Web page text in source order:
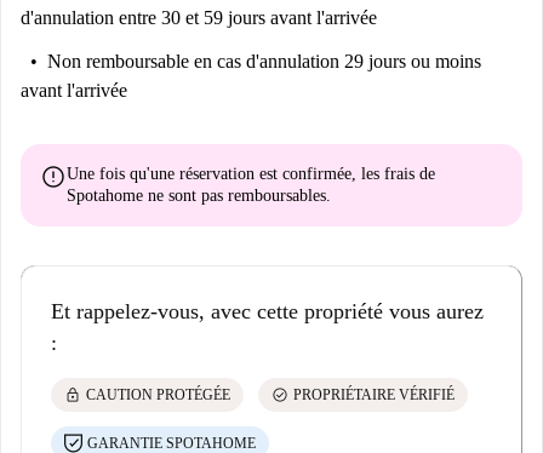
d'annulation entre 30 et 59 jours avant l'arrivée
Non remboursable en cas d'annulation 29 jours ou moins
avant l'arrivée
errorUne fois qu'une réservation est confirmée, les frais de
Spotahome ne sont pas remboursables.
Et rappelez-vous, avec cette propriété vous aurez
:
lock CAUTION PROTÉGÉE check_circle PROPRIÉTAIRE VÉRIFIÉ
GARANTIE SPOTAHOME